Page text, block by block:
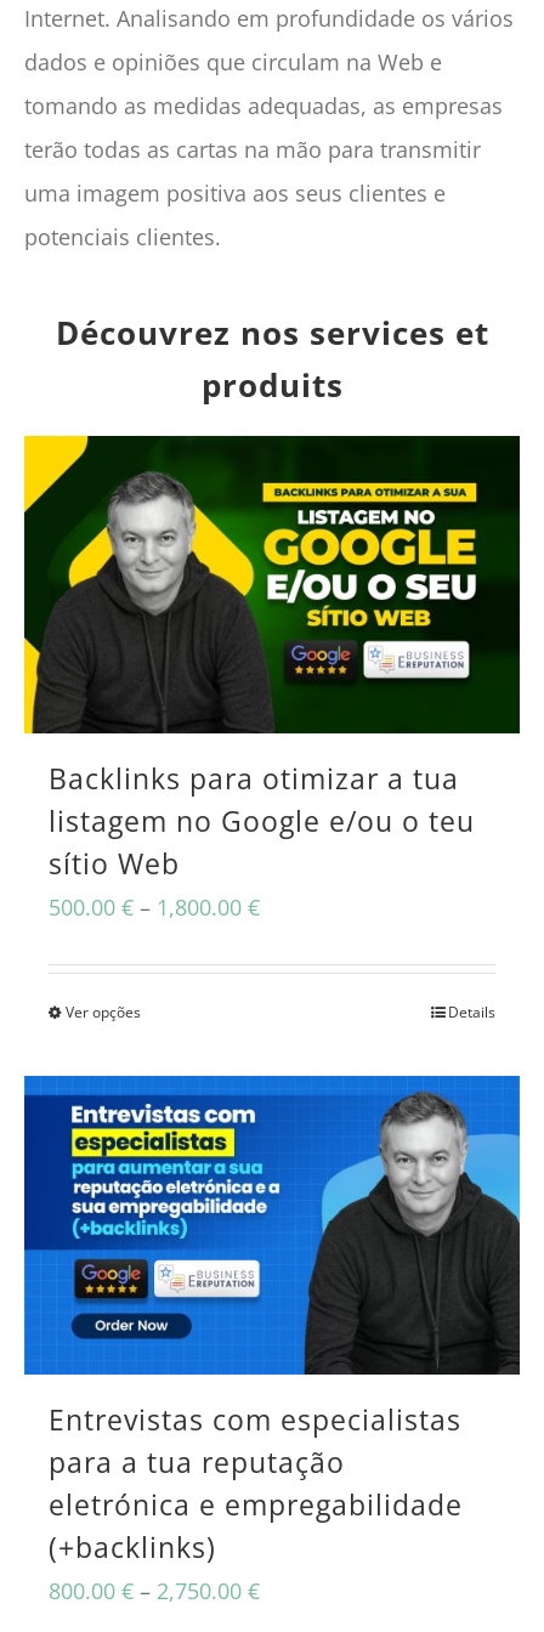
Internet. Analisando em profundidade os vários
dados e opiniões que circulam na Web e
tomando as medidas adequadas, as empresas
terão todas as cartas na mão para transmitir
uma imagem positiva aos seus clientes e
potenciais clientes.
Découvrez nos services et
produits
Backlinks para otimizar a tua
listagem no Google e/ou o teu
sítio Web
500.00€ – 1,800.00€Price
1,800.00 €
Ver opçõesThis
has
multiple
variants.
The
options
may
be
chosen
on
the
product
page
Details
Entrevistas com especialistas
para a tua reputação
eletrónica e empregabilidade
(+backlinks)
800.00€ – 2,750.00€Price